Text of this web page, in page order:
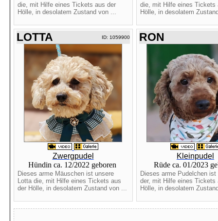
die, mit Hilfe eines Tickets aus der
Hölle, in desolatem Zustand von ...
die, mit Hilfe eines Tickets
Hölle, in desolatem
LOTTA ID: 1059900
Zwergpudel
Hündin ca. 12/2022 geboren
Dieses arme Mäuschen ist unsere
Lotta die, mit Hilfe eines Tickets aus
der Hölle, in desolatem Zustand von ...
RON
Kleinpudel
Rüde ca. 01/2023
Dieses arme Pudelchen ist
der, mit Hilfe eines Tickets
Hölle, in desolatem